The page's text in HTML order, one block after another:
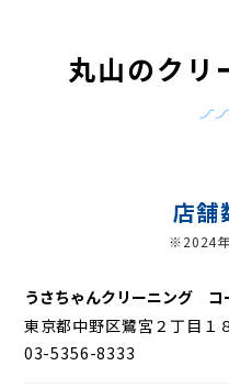
丸山のクリ
店舗
※2024
うさちゃんクリーニング コ
東京都中野区鷺宮２丁目１
03-5356-8333